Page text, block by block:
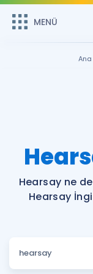
MENÜ
Remzi Hoca ile
MENÜ
Katılımcı
Faydalı
Sözlük
Hakkımızda
Hearsay ne
Hearsay